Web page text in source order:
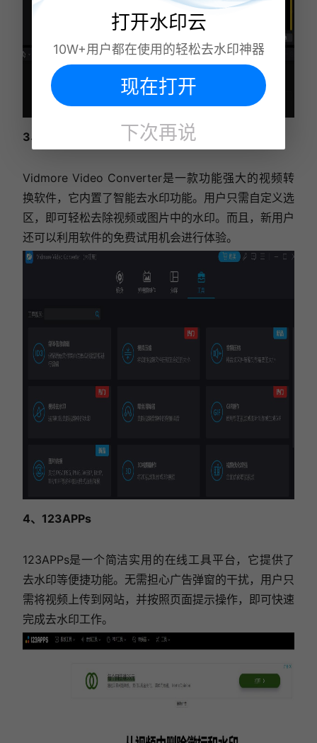
3、Vidmore Video Converter
Vidmore Video Converter是一款功能强大的视频转
换软件，它内置了智能去水印功能。用户只需自定义选
区，即可轻松去除视频或图片中的水印。而且，新用户
还可以利用软件的免费试用机会进行体验。
4、123APPs
123APPs是一个简洁实用的在线工具平台，它提供了
去水印等便捷功能。无需担心广告弹窗的干扰，用户只
需将视频上传到网站，并按照页面提示操作，即可快速
完成去水印工作。
打开水印云
10W+用户都在使用的轻松去水印神器
现在打开
下次再说